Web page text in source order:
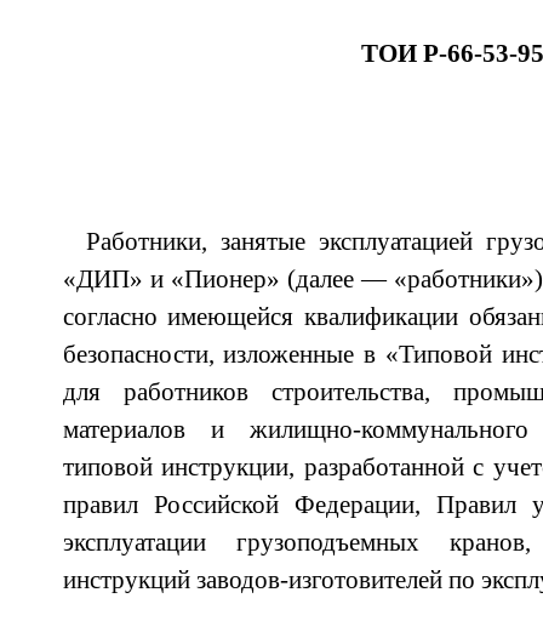
ТОИ Р-66-53-95
Работники, занятые эксплуатацией
«ДИП» и «Пионер» (далее —
согласно имеющейся квалификации
безопасности, изложенные в «Типовой
для работников строительства,
материалов и жилищно-коммунального
типовой инструкции, разработанной с
правил Российской Федерации, Правил
эксплуатации грузоподъемных
инструкций заводов-изготовителей по